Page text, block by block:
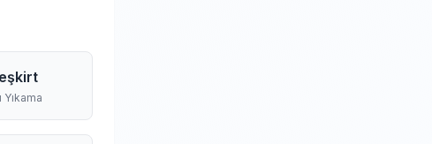
Yıkama